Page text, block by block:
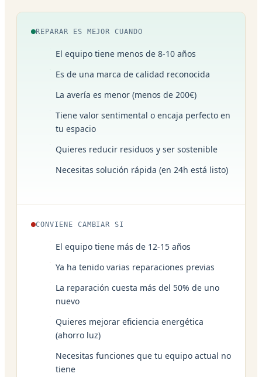
REPARAR ES MEJOR CUANDO
El equipo tiene menos de 8-10 años
Es de una marca de calidad reconocida
La avería es menor (menos de 200€)
Tiene valor sentimental o encaja perfecto en
tu espacio
Quieres reducir residuos y ser sostenible
Necesitas solución rápida (en 24h está listo)
CONVIENE CAMBIAR SI
El equipo tiene más de 12-15 años
Ya ha tenido varias reparaciones previas
La reparación cuesta más del 50% de uno
nuevo
Quieres mejorar eficiencia energética
(ahorro luz)
Necesitas funciones que tu equipo actual no
tiene